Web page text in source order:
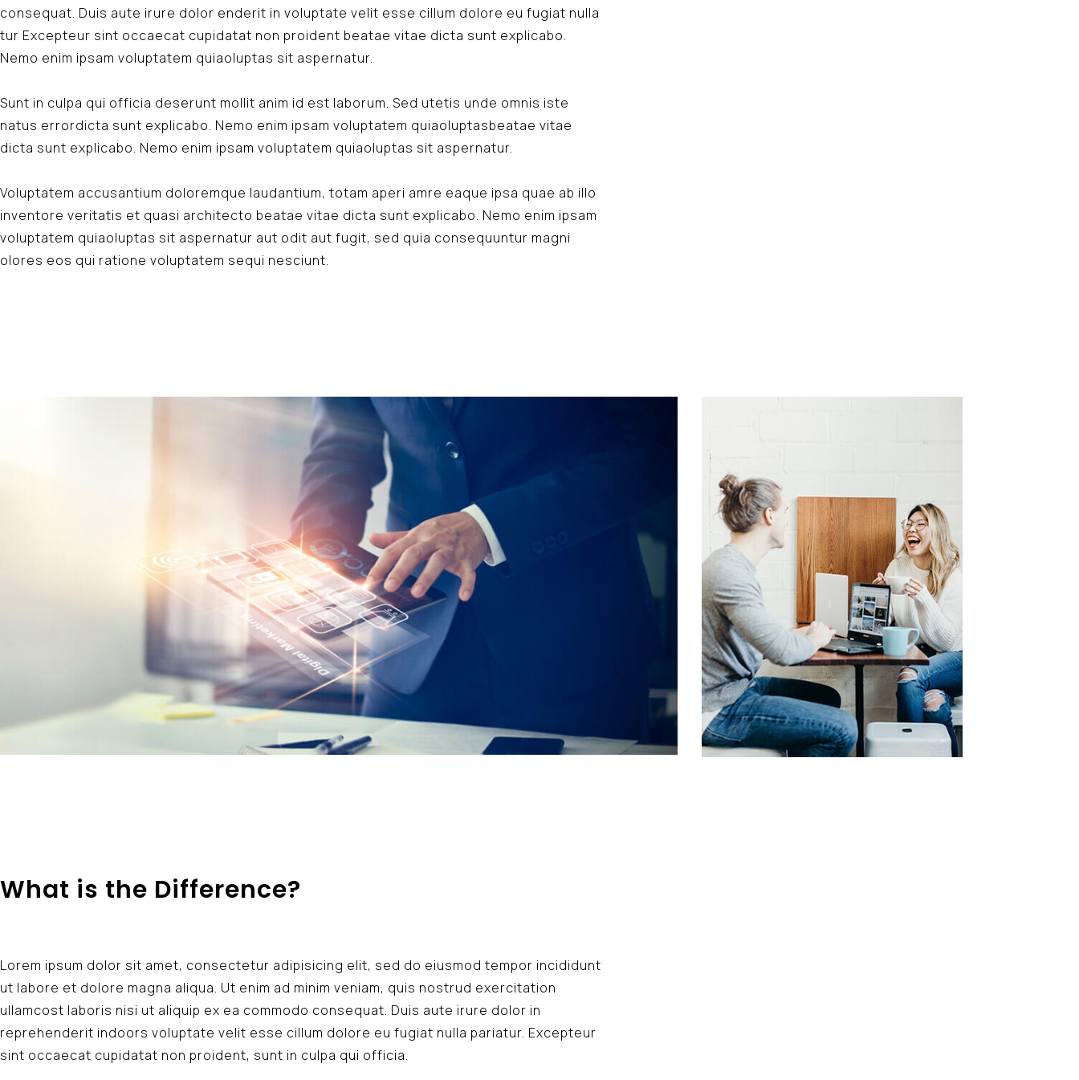
consequat. Duis aute irure dolor enderit in voluptate velit esse cillum dolore eu fugiat nulla
tur Excepteur sint occaecat cupidatat non proident beatae vitae dicta sunt explicabo.
Nemo enim ipsam voluptatem quiaoluptas sit aspernatur.
Sunt in culpa qui officia deserunt mollit anim id est laborum. Sed utetis unde omnis iste
natus errordicta sunt explicabo. Nemo enim ipsam voluptatem quiaoluptasbeatae vitae
dicta sunt explicabo. Nemo enim ipsam voluptatem quiaoluptas sit aspernatur.
Voluptatem accusantium doloremque laudantium, totam aperi amre eaque ipsa quae ab illo
inventore veritatis et quasi architecto beatae vitae dicta sunt explicabo. Nemo enim ipsam
voluptatem quiaoluptas sit aspernatur aut odit aut fugit, sed quia consequuntur magni
olores eos qui ratione voluptatem sequi nesciunt.
What is the Difference?
Lorem ipsum dolor sit amet, consectetur adipisicing elit, sed do eiusmod tempor incididunt
ut labore et dolore magna aliqua. Ut enim ad minim veniam, quis nostrud exercitation
ullamcost laboris nisi ut aliquip ex ea commodo consequat. Duis aute irure dolor in
reprehenderit indoors voluptate velit esse cillum dolore eu fugiat nulla pariatur. Excepteur
sint occaecat cupidatat non proident, sunt in culpa qui officia.